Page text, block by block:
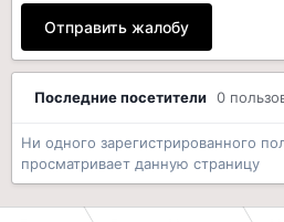
Отправить жалобу
Последние посетители 0
Ни одного зарегистрированного
просматривает данную страницу